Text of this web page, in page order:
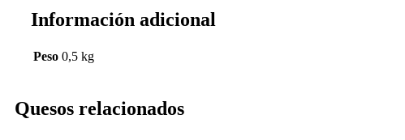
Información adicional
Peso 0,5 kg
Quesos relacionados